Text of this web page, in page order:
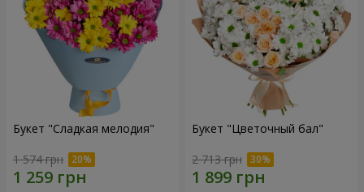
Букет "Сладкая мелодия"
1 574 грн
Букет "Цветочный бал"
2 713 грн